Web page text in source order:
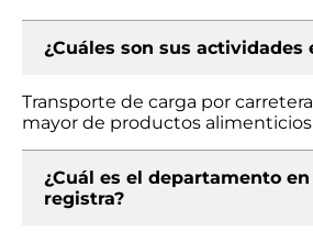
¿Cuáles son sus actividades
Transporte de carga por
mayor de productos alimenticios
¿Cuál es el departamento
registra?